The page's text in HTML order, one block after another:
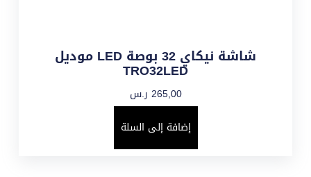
شاشة نيكاي 32 بوصة LED موديل
TRO32LED
265,00 ر.س
إضافة إلى السلة